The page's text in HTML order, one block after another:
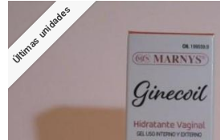
Últimas unidades